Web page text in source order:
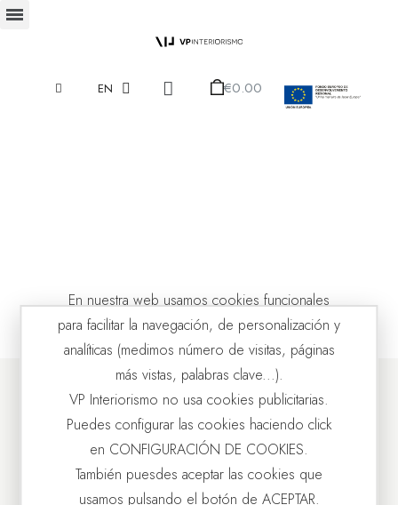
EN €0.00
En nuestra web usamos cookies funcionales
para facilitar la navegación, de personalización y
analíticas (medimos número de visitas, páginas
más vistas, palabras clave...).
VP Interiorismo no usa cookies publicitarias.
Puedes configurar las cookies haciendo click
en CONFIGURACIÓN DE COOKIES.
También puesdes aceptar las cookies que
usamos pulsando el botón de ACEPTAR.